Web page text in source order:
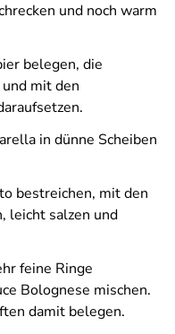
und noch warm
belegen, die
mit den
in dünne Scheiben
bestreichen, mit den
leicht salzen und
feine Ringe
Bolognese mischen.
damit belegen.